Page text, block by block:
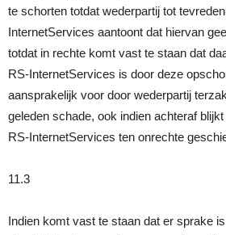
te schorten totdat wederpartij tot
InternetServices aantoont dat hiervan
totdat in rechte komt vast te staan dat
RS-InternetServices is door deze
aansprakelijk voor door wederpartij
geleden schade, ook indien achteraf
RS-InternetServices ten onrechte
11.3
Indien komt vast te staan dat er sprake